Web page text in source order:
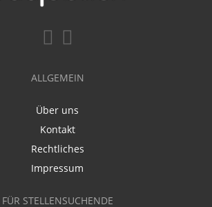
ALLGEMEIN
Über uns
Kontakt
Rechtliches
Impressum
FÜR STELLENSUCHENDE